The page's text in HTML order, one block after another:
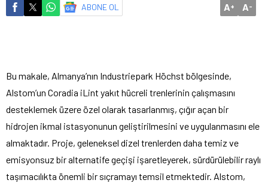
ABONE OL A+ A-
Bu makale, Almanya’nın Industriepark Höchst bölgesinde,
Alstom’un Coradia iLint yakıt hücreli trenlerinin çalışmasını
desteklemek üzere özel olarak tasarlanmış, çığır açan bir
hidrojen ikmal istasyonunun geliştirilmesini ve uygulanmasını ele
almaktadır. Proje, geleneksel dizel trenlerden daha temiz ve
emisyonsuz bir alternatife geçişi işaretleyerek, sürdürülebilir raylı
taşımacılıkta önemli bir sıçramayı temsil etmektedir. Alstom,